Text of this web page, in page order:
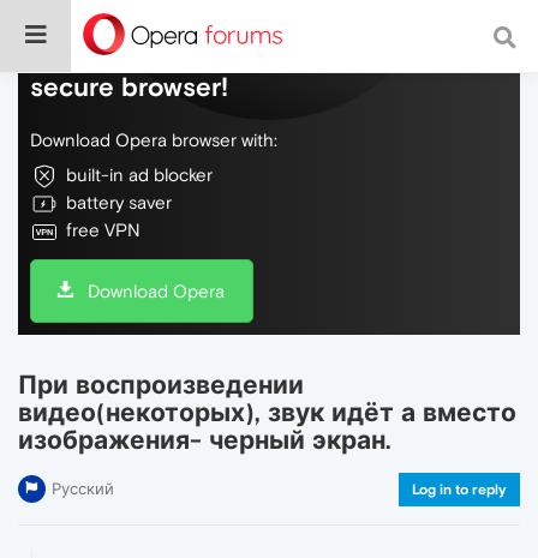
Do more on the web, with a fast and
secure browser!
Download Opera browser with:
built-in ad blocker
battery saver
free VPN
Download Opera
При воспроизведении
видео(некоторых), звук идёт а вместо
изображения- черный экран.
Русский Log in to reply